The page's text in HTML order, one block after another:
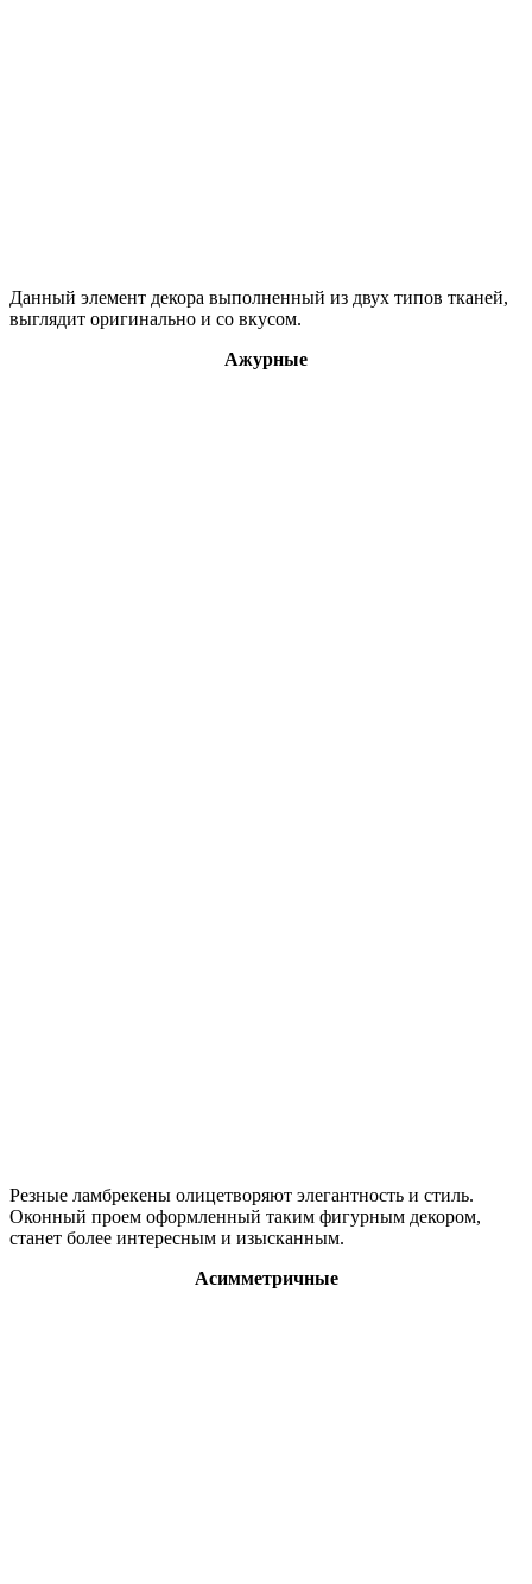
Данный элемент декора выполненный из двух типов тканей,
выглядит оригинально и со вкусом.
Ажурные
Резные ламбрекены олицетворяют элегантность и стиль.
Оконный проем оформленный таким фигурным декором,
станет более интересным и изысканным.
Асимметричные